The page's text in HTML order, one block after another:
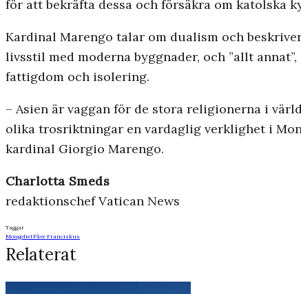
för att bekräfta dessa och försäkra om katolska
Kardinal Marengo talar om dualism och
livsstil med moderna byggnader, och ”allt
fattigdom och isolering.
– Asien är vaggan för de stora religionerna i
olika trosriktningar en vardaglig verklighet i
kardinal Giorgio Marengo.
Charlotta Smeds
redaktionschef Vatican News
Taggar
MongolietPåve Franciskus
Relaterat